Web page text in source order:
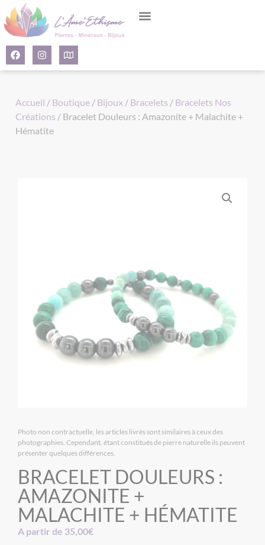
Accueil / Boutique / Bijoux / Bracelets / Bracelets Nos
Créations / Bracelet Douleurs : Amazonite + Malachite +
Hématite
Photo non contractuelle, les articles livrés sont similaires à ceux des
photographies. Cependant, étant constitués de pierre naturelle ils peuvent
présenter quelques différences.
BRACELET DOULEURS :
AMAZONITE +
MALACHITE + HÉMATITE
A partir de 35,00€
Panneau de gestion des cookies